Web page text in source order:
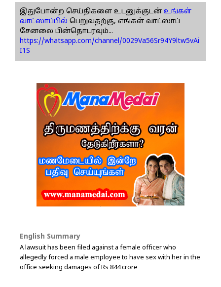
இதுபோன்ற செய்திகளை உடனுக்குடன் உங்கள்
வாட்ஸாப்பில் பெறுவதற்கு, எங்கள் வாட்ஸாப்
சேனலை பின்தொடரவும்...
https://whatsapp.com/channel/0029Va56Sr94Y9ltw5vAi
I1S
English Summary
A lawsuit has been filed against a female officer who
allegedly forced a male employee to have sex with her in the
office seeking damages of Rs 844 crore